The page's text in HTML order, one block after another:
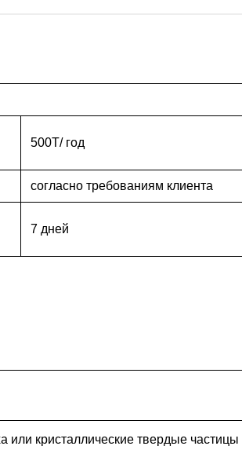
500T/ год
согласно требованиям клиента
7 дней
или кристаллические твердые частицы